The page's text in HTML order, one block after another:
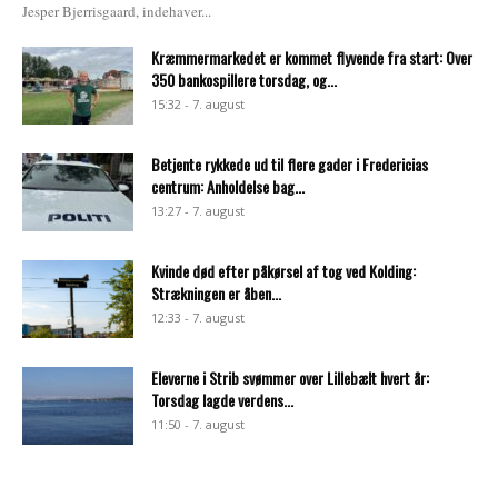
Jesper Bjerrisgaard, indehaver...
Kræmmermarkedet er kommet flyvende fra start: Over
350 bankospillere torsdag, og...
15:32 - 7. august
Betjente rykkede ud til flere gader i Fredericias
centrum: Anholdelse bag...
13:27 - 7. august
Kvinde død efter påkørsel af tog ved Kolding:
Strækningen er åben...
12:33 - 7. august
Eleverne i Strib svømmer over Lillebælt hvert år:
Torsdag lagde verdens...
11:50 - 7. august